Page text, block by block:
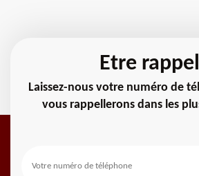
Etre
Laissez-nous votre numéro de
vous rappellerons dans les